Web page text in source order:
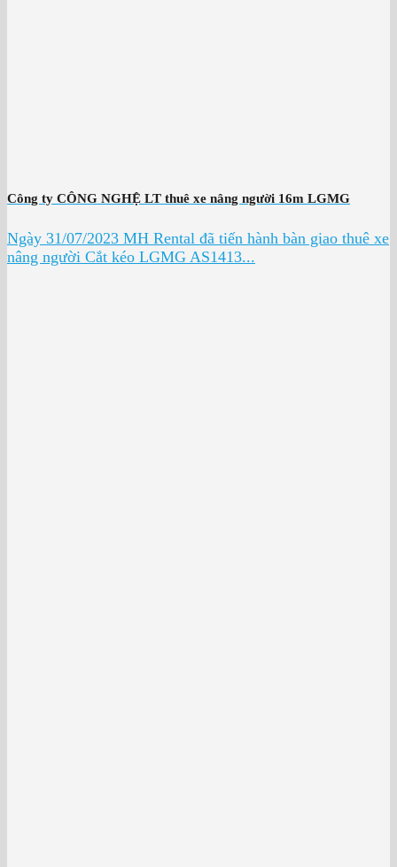
Công ty CÔNG NGHỆ LT thuê xe nâng người 16m LGMG
Ngày 31/07/2023 MH Rental đã tiến hành bàn giao thuê xe
nâng người Cắt kéo LGMG AS1413...